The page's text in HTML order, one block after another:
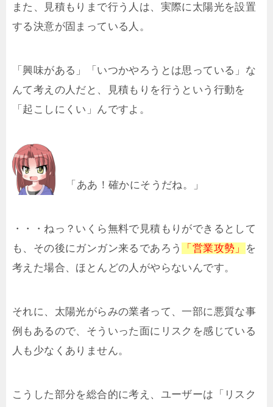
また、見積もりまで行う人は、実際に太陽光を設置
する決意が固まっている人。
「興味がある」「いつかやろうとは思っている」な
んて考えの人だと、見積もりを行うという行動を
「起こしにくい」んですよ。
「ああ！確かにそうだね。」
・・・ねっ？いくら無料で見積もりができるとして
も、その後にガンガン来るであろう
「営業攻勢」
を
考えた場合、ほとんどの人がやらないんです。
それに、太陽光がらみの業者って、一部に悪質な事
例もあるので、そういった面にリスクを感じている
人も少なくありません。
こうした部分を総合的に考え、ユーザーは「リスク